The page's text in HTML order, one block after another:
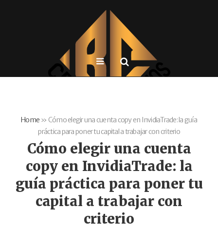
Home » Cómo elegir una cuenta copy en InvidiaTrade: la guía
práctica para poner tu capital a trabajar con criterio
Cómo elegir una cuenta
copy en InvidiaTrade: la
guía práctica para poner tu
capital a trabajar con
criterio